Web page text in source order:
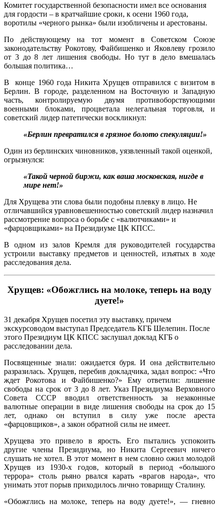
Комитет государственной безопасности имел все основания
для гордости – в кратчайшие сроки, к осени 1960 года,
воротилы «черного рынка» были изобличены и арестованы.
По действующему на тот момент в Советском Союзе
законодательству Рокотову, Файбишенко и Яковлеву грозило
от 3 до 8 лет лишения свободы. Но тут в дело вмешалась
большая политика…
В конце 1960 года Никита Хрущев отправился с визитом в
Берлин. В городе, разделенном на Восточную и Западную
часть, контролируемую двумя противоборствующими
военными блоками, процветала нелегальная торговля, и
советский лидер патетически воскликнул:
«Берлин превратился в грязное болото спекуляции!»
Один из берлинских чиновников, уязвленный такой оценкой,
огрызнулся:
«Такой черной биржи, как ваша московская, нигде в
мире нет!»
Для Хрущева эти слова были подобны плевку в лицо. Не
отличавшийся уравновешенностью советский лидер назначил
рассмотрение вопроса о борьбе с «валютчиками» и
«фарцовщиками» на Президиуме ЦК КПСС.
В одном из залов Кремля для руководителей государства
устроили выставку предметов и ценностей, изъятых в ходе
расследования дела.
Хрущев: «Обожглись на молоке, теперь на воду
дуете!»
31 декабря Хрущев посетил эту выставку, причем
экскурсоводом выступал Председатель КГБ Шелепин. После
этого Президиум ЦК КПСС заслушал доклад КГБ о
расследовании дела.
Посвященные знали: ожидается буря. И она действительно
разразилась. Хрущев, перебив докладчика, задал вопрос: «Что
ждет Рокотова и Файбишенко?» Ему ответили: лишение
свободы на срок от 3 до 8 лет. Указ Президиума Верховного
Совета СССР вводил ответственность за незаконные
валютные операции в виде лишения свободы на срок до 15
лет, однако он вступил в силу уже после ареста
«фарцовщиков», а закон обратной силы не имеет.
Хрущева это привело в ярость. Его пытались успокоить
другие члены Президиума, но Никита Сергеевич ничего
слушать не хотел. В этот момент в нем словно ожил молодой
Хрущев из 1930-х годов, который в период «большого
террора» столь рьяно рвался карать «врагов народа», что
унимать этот порыв приходилось лично товарищу Сталину.
«Обожглись на молоке, теперь на воду дуете!», — гневно